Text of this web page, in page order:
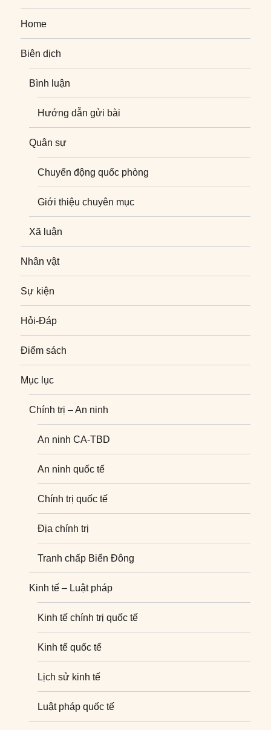
Home
Biên dịch
Bình luận
Hướng dẫn gửi bài
Quân sự
Chuyển động quốc phòng
Giới thiệu chuyên mục
Xã luận
Nhân vật
Sự kiện
Hỏi-Đáp
Điểm sách
Mục lục
Chính trị – An ninh
An ninh CA-TBD
An ninh quốc tế
Chính trị quốc tế
Địa chính trị
Tranh chấp Biển Đông
Kinh tế – Luật pháp
Kinh tế chính trị quốc tế
Kinh tế quốc tế
Lịch sử kinh tế
Luật pháp quốc tế